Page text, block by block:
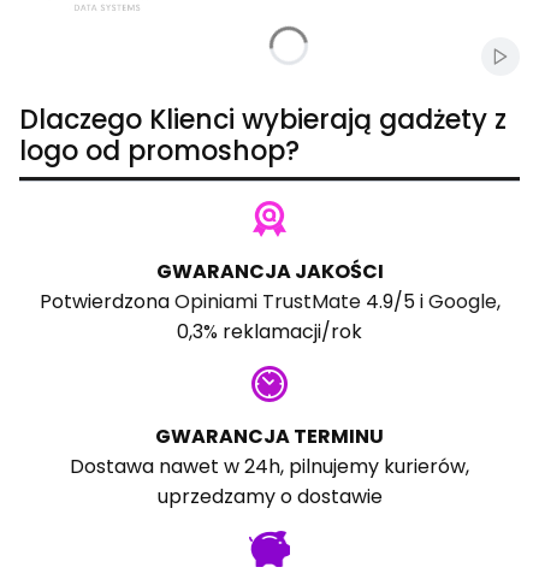
Dlaczego Klienci wybierają gadżety z
logo od promoshop?
GWARANCJA JAKOŚCI
PotwierdzonaOpiniami TrustMate4.9/5 iGoogle,
0,3% reklamacji/rok
GWARANCJA TERMINU
Dostawa nawet w 24h, pilnujemy kurierów,
uprzedzamy o dostawie